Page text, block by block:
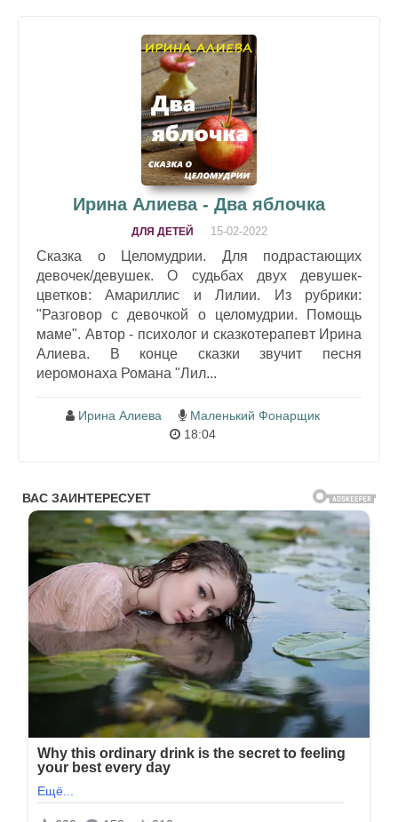
Ирина Алиева - Два яблочка
ДЛЯ ДЕТЕЙ 15-02-2022
Сказка о Целомудрии. Для подрастающих
девочек/девушек. О судьбах двух девушек-
цветков: Амариллис и Лилии. Из рубрики:
"Разговор с девочкой о целомудрии. Помощь
маме". Автор - психолог и сказкотерапевт Ирина
Алиева. В конце сказки звучит песня
иеромонаха Романа "Лил...
Ирина Алиева
Маленький Фонарщик
18:04